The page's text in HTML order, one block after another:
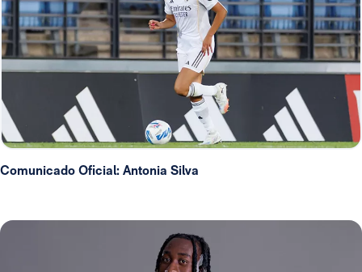
Comunicado Oficial: Antonia Silva